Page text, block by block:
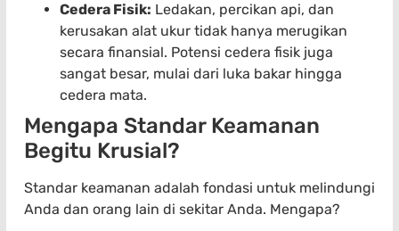
Cedera Fisik: Ledakan, percikan api, dan
kerusakan alat ukur tidak hanya merugikan
secara finansial. Potensi cedera fisik juga
sangat besar, mulai dari luka bakar hingga
cedera mata.
Mengapa Standar Keamanan
Begitu Krusial?
Standar keamanan adalah fondasi untuk melindungi
Anda dan orang lain di sekitar Anda. Mengapa?